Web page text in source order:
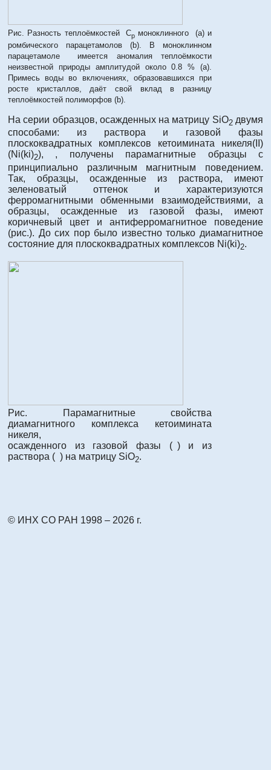
Рис. Разность теплоёмкостей Cp моноклинного (a) и
ромбического парацетамолов (b). В моноклинном
парацетамоле имеется аномалия теплоёмкости
неизвестной природы амплитудой около 0.8 % (a).
Примесь воды во включениях, образовавшихся при
росте кристаллов, даёт свой вклад в разницу
теплоёмкостей полиморфов (b).
На серии образцов, осажденных на матрицу SiO2двумя
способами: из раствора и газовой фазы
плоскоквадратных комплексов кетоимината никеля(II)
(Ni(ki)2), , получены парамагнитные образцы с
принципиально различным магнитным поведением.
Так, образцы, осажденные из раствора, имеют
зеленоватый оттенок и характеризуются
ферромагнитными обменными взаимодействиями, а
образцы, осажденные из газовой фазы, имеют
коричневый цвет и антиферромагнитное поведение
(рис.). До сих пор было известно только диамагнитное
состояние для плоскоквадратных комплексов Ni(ki)2.
Рис. Парамагнитные свойства
диамагнитного комплекса кетоимината
никеля,
осажденного из газовой фазы ( ) и из
раствора ( ) на матрицу SiO2.
© ИНХ СО РАН 1998 – 2026 г.